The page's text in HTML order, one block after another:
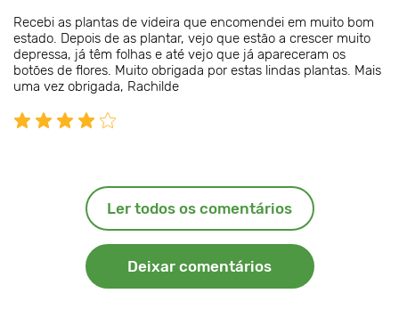
Recebi as plantas de videira que encomendei em muito bom
estado. Depois de as plantar, vejo que estão a crescer muito
depressa, já têm folhas e até vejo que já apareceram os
botões de flores. Muito obrigada por estas lindas plantas. Mais
uma vez obrigada, Rachilde
Ler todos os comentários
Deixar comentários